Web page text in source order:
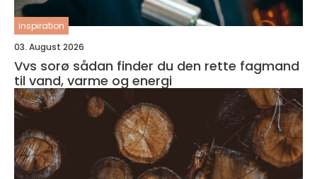
inspiration
03. August 2026
Vvs sorø sådan finder du den rette fagmand
til vand, varme og energi